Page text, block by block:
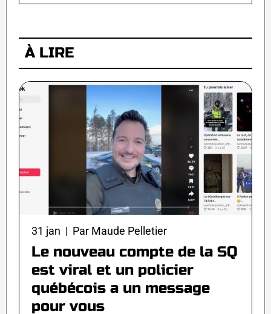
À LIRE
31 jan | Par Maude Pelletier
Le nouveau compte de la SQ
est viral et un policier
québécois a un message
pour vous